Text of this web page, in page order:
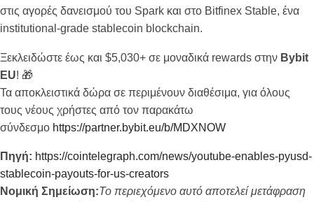
στις αγορές δανεισμού του Spark και στο Bitfinex Stable, ένα
institutional-grade stablecoin blockchain.
Ξεκλειδώστε έως και $5,030+ σε μοναδικά rewards στην Bybit
EU! 🎁
Τα αποκλειστικά δώρα σε περιμένουν διαθέσιμα, για όλους
τους νέους χρήστες από τον παρακάτω
σύνδεσμο https://partner.bybit.eu/b/MDXNOW
Πηγή: https://cointelegraph.com/news/youtube-enables-pyusd-
stablecoin-payouts-for-us-creators
Νομική Σημείωση:Το περιεχόμενο αυτό αποτελεί μετάφραση